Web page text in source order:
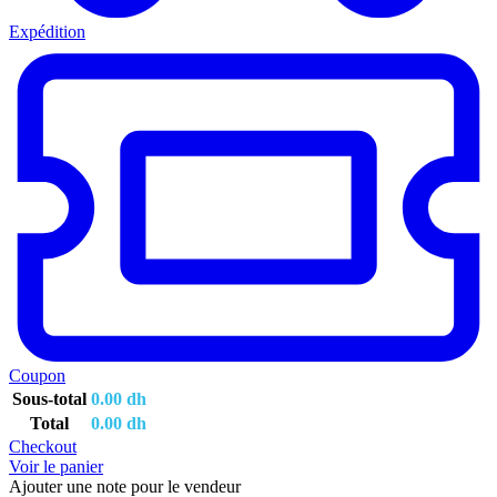
Expédition
Coupon
Sous-total 0.00 dh
Total
0.00 dh
Checkout
Voir le panier
Ajouter une note pour le vendeur